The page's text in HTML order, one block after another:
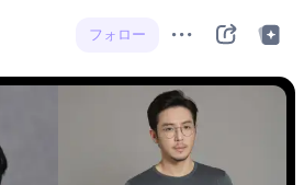
フォロー